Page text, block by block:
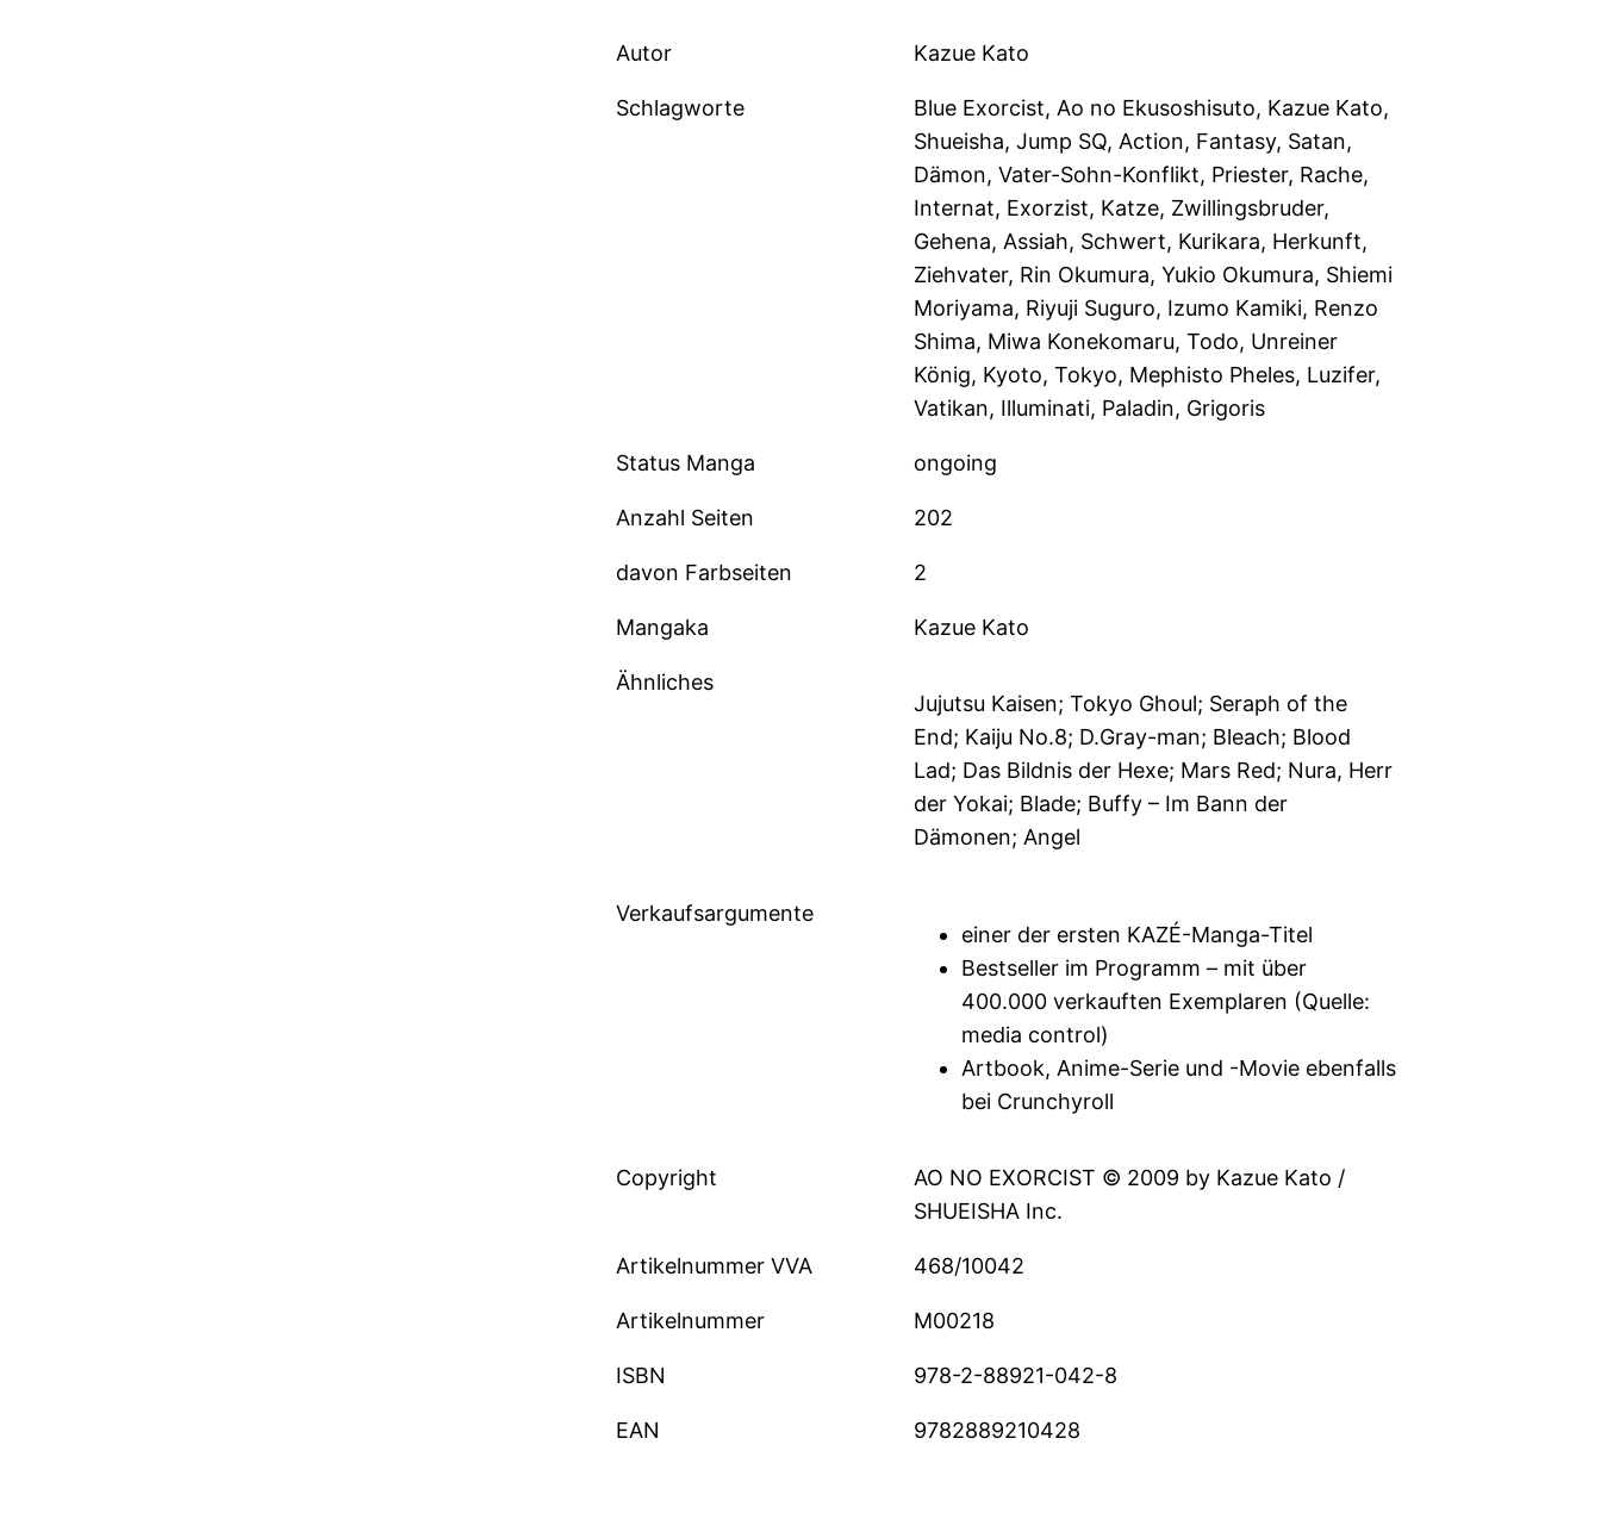
Autor Kazue Kato
Schlagworte
Blue Exorcist, Ao no Ekusoshisuto, Kazue Kato,
Shueisha, Jump SQ, Action, Fantasy, Satan,
Dämon, Vater-Sohn-Konflikt, Priester, Rache,
Internat, Exorzist, Katze, Zwillingsbruder,
Gehena, Assiah, Schwert, Kurikara, Herkunft,
Ziehvater, Rin Okumura, Yukio Okumura, Shiemi
Moriyama, Riyuji Suguro, Izumo Kamiki, Renzo
Shima, Miwa Konekomaru, Todo, Unreiner
König, Kyoto, Tokyo, Mephisto Pheles, Luzifer,
Vatikan, Illuminati, Paladin, Grigoris
Status Manga ongoing
Anzahl Seiten 202
davon Farbseiten 2
Mangaka Kazue Kato
Ähnliches
Jujutsu Kaisen; Tokyo Ghoul; Seraph of the
End; Kaiju No.8; D.Gray-man; Bleach; Blood
Lad; Das Bildnis der Hexe; Mars Red; Nura, Herr
der Yokai; Blade; Buffy – Im Bann der
Dämonen; Angel
Verkaufsargumente
einer der ersten KAZÉ-Manga-Titel
Bestseller im Programm – mit über
400.000 verkauften Exemplaren (Quelle:
media control)
Artbook, Anime-Serie und -Movie ebenfalls
bei Crunchyroll
Copyright
AO NO EXORCIST © 2009 by Kazue Kato /
SHUEISHA Inc.
Artikelnummer VVA 468/10042
Artikelnummer M00218
ISBN 978-2-88921-042-8
EAN 9782889210428